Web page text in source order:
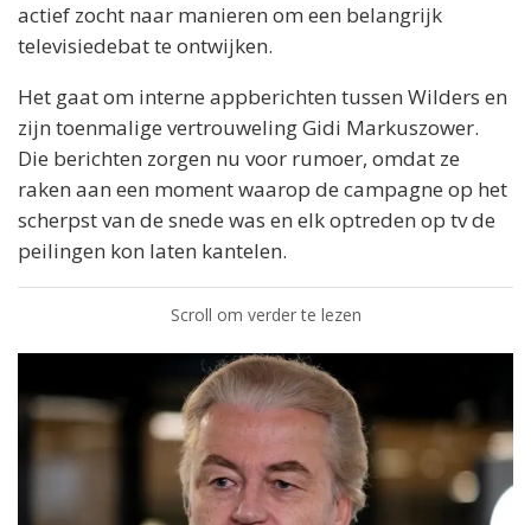
actief zocht naar manieren om een belangrijk
televisiedebat te ontwijken.
Het gaat om interne appberichten tussen Wilders en
zijn toenmalige vertrouweling Gidi Markuszower.
Die berichten zorgen nu voor rumoer, omdat ze
raken aan een moment waarop de campagne op het
scherpst van de snede was en elk optreden op tv de
peilingen kon laten kantelen.
Scroll om verder te lezen